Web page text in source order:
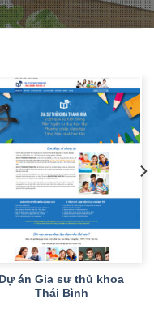
Dự án Gia sư thủ khoa
Thái Bình